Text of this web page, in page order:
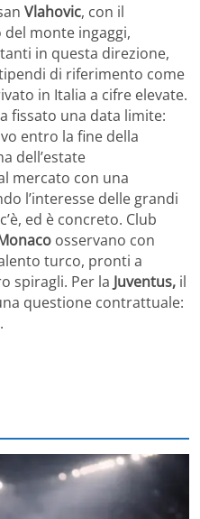
Vlahovic, con il
monte ingaggi,
in questa direzione,
di riferimento come
in Italia a cifre elevate.
fissato una data limite:
entro la fine della
dell’estate
mercato con una
l’interesse delle grandi
ed è concreto. Club
osservano con
turco, pronti a
spiragli. Per la Juventus, il
questione contrattuale: